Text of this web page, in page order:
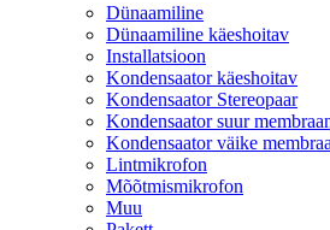
Dünaamiline
Dünaamiline käeshoitav
Installatsioon
Kondensaator käeshoitav
Kondensaator Stereopaar
Kondensaator suur
Kondensaator väike
Lintmikrofon
Mõõtmismikrofon
Muu